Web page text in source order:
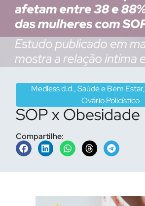
Medless d.d.,Saúde e Bem Estar,
Ovário Policístico
SOP x Obesidade
Compartilhe: